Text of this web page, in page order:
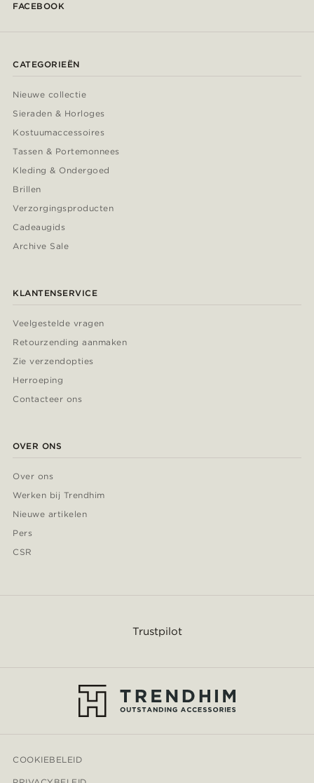
FACEBOOK
CATEGORIEËN
Nieuwe collectie
Sieraden & Horloges
Kostuumaccessoires
Tassen & Portemonnees
Kleding & Ondergoed
Brillen
Verzorgingsproducten
Cadeaugids
Archive Sale
KLANTENSERVICE
Veelgestelde vragen
Retourzending aanmaken
Zie verzendopties
Herroeping
Contacteer ons
OVER ONS
Over ons
Werken bij Trendhim
Nieuwe artikelen
Pers
CSR
Trustpilot
COOKIEBELEID